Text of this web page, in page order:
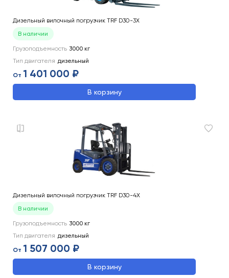
Дизельный вилочный погрузчик TRF D30-3X
В наличии
Грузоподъемность 3000 кг
Тип двигателя дизельный
От 1 401 000 ₽
В корзину
Дизельный вилочный погрузчик TRF D30-4X
В наличии
Грузоподъемность 3000 кг
Тип двигателя дизельный
От 1 507 000 ₽
В корзину